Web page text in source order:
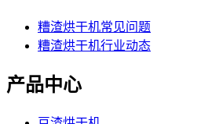
糟渣烘干机常见问题
糟渣烘干机行业动态
产品中心